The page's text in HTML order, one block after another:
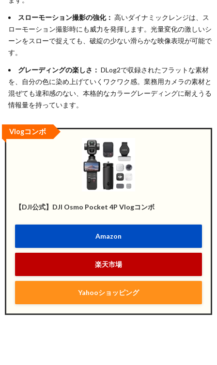
スローモーション撮影の強化： 高いダイナミックレンジは、ス
ローモーション撮影時にも威力を発揮します。光量変化の激しいシ
ーンをスローで捉えても、破綻の少ない滑らかな映像表現が可能で
す。
グレーディングの楽しさ： DLog2で収録されたフラットな素材
を、自分の色に染め上げていくワクワク感。業務用カメラの素材と
混ぜても違和感のない、本格的なカラーグレーディングに耐えうる
情報量を持っています。
【DJI公式】DJI Osmo Pocket 4P Vlogコンボ
Amazon
楽天市場
Yahooショッピング
Vlogコンボ